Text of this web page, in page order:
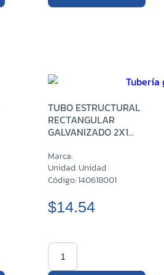
TUBO ESTRUCTURAL
RECTANGULAR
GALVANIZADO 2X1
Marca:
Unidad: Unidad
Código: 140618001
$14.54